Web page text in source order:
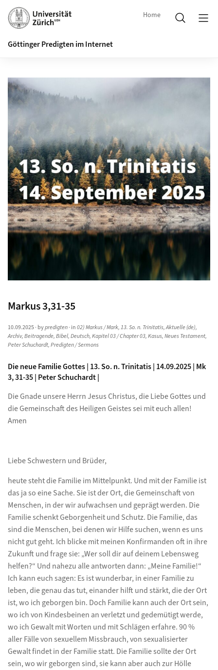
Home
Göttinger Predigten im Internet
Markus 3,31-35
10.09.2025· bypredigten· in02) Markus / Mark,13. So. n. Trinitatis,Aktuelle (de),
Archiv,Beitragende,Bibel,Deutsch,Kapitel 03 / Chapter 03,Kasus,Neues Testament,
Peter Schuchardt,Predigten / Sermons
Die neue Familie Gottes | 13. So. n. Trinitatis | 14.09.2025 | Mk
3, 31-35 | Peter Schuchardt |
Die Gnade unsere Herrn Jesus Christus, die Liebe Gottes und
die Gemeinschaft des Heiligen Geistes sei mit euch allen!
Amen
Liebe Schwestern und Brüder,
heute steht die Familie im Mittelpunkt. Und mit der Familie ist
das ja so eine Sache. Sie ist der Ort, die Gemeinschaft von
Menschen, in der wir aufwachsen und geprägt werden. Die
Familie schenkt Geborgenheit und Schutz. Die Familie, das
sind die Menschen, bei denen wir Hilfe suchen, wenn es uns
nicht gut geht. Ich blicke mit meinen Konfirmanden oft in ihre
Zukunft und frage sie: „Wer soll dir auf deinem Lebensweg
helfen?“ Und nahezu alle antworten dann: „Meine Familie!“
Ich kann euch sagen: Es ist wunderbar, in einer Familie zu
leben, die genau das tut, einander hilft und stärkt, die der Ort
ist, wo ich geborgen bin. Doch Familie kann auch der Ort sein,
wo ich von Kindesbeinen an verletzt und gedemütigt werde,
wo ich Gewalt mit Worten und mit Schlägen erfahre. 90 %
aller Fälle von sexuellem Missbrauch, von sexualisierter
Gewalt findet in der Familie statt. Die Familie sollte der Ort
sein, wo wir geborgen sind, sie kann aber auch zur Hölle